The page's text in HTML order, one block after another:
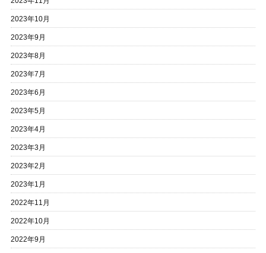
2023年10月
2023年9月
2023年8月
2023年7月
2023年6月
2023年5月
2023年4月
2023年3月
2023年2月
2023年1月
2022年11月
2022年10月
2022年9月